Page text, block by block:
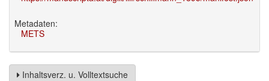
Metadaten:
METS
Inhaltsverz. u. Volltextsuche